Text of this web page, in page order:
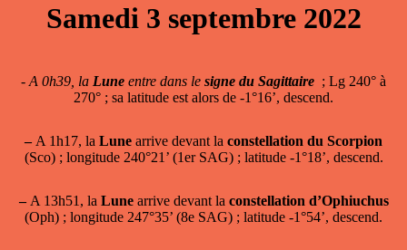
Samedi 3 septembre 2022
- A 0h39, la Lune entre dans le signe du Sagittaire ; Lg 240° à
270° ; sa latitude est alors de -1°16’, descend.
–A 1h17, la Lune arrive devant la constellation du Scorpion
(Sco) ; longitude 240°21’ (1er SAG) ; latitude -1°18’, descend.
–A 13h51, la Lunearrive devant la constellation d’Ophiuchus
(Oph) ; longitude 247°35’ (8e SAG) ; latitude -1°54’, descend.